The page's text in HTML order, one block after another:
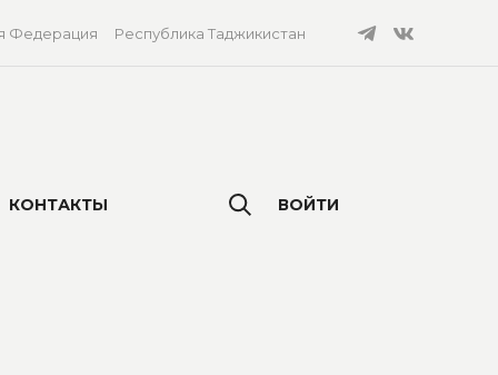
Федерация Республика Таджикистан
КОНТАКТЫ ВОЙТИ